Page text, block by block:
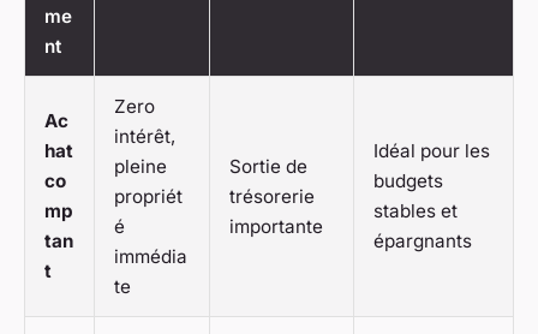
me
nt
Ac
hat
co
mp
tan
t
Zero
intérêt,
pleine
propriét
é
immédia
te
Sortie de
trésorerie
importante
Idéal pour les
budgets
stables et
épargnants